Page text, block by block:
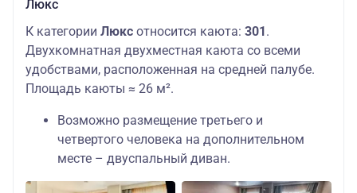
Люкс
К категории Люкс относится каюта: 301.
Двухкомнатная двухместная каюта со всеми
удобствами, расположенная на средней палубе.
Площадь каюты ≈ 26 м².
Возможно размещение третьего и
четвертого человека на дополнительном
месте – двуспальный диван.